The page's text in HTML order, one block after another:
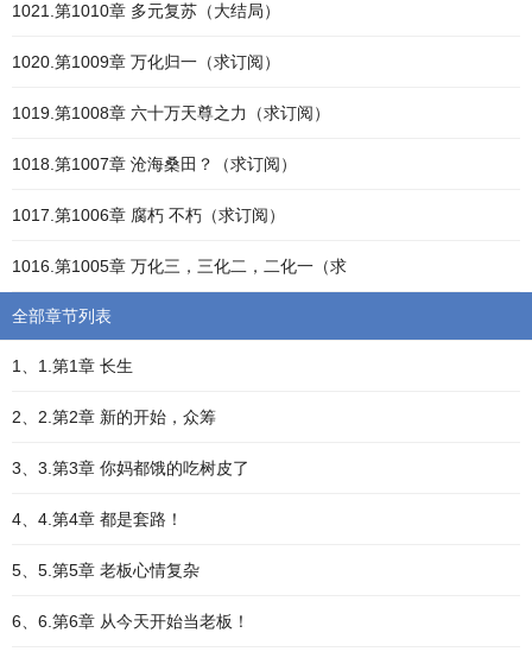
1021.第1010章 多元复苏（大结局）
1020.第1009章 万化归一（求订阅）
1019.第1008章 六十万天尊之力（求订阅）
1018.第1007章 沧海桑田？（求订阅）
1017.第1006章 腐朽 不朽（求订阅）
1016.第1005章 万化三，三化二，二化一（求
全部章节列表
1、1.第1章 长生
2、2.第2章 新的开始，众筹
3、3.第3章 你妈都饿的吃树皮了
4、4.第4章 都是套路！
5、5.第5章 老板心情复杂
6、6.第6章 从今天开始当老板！